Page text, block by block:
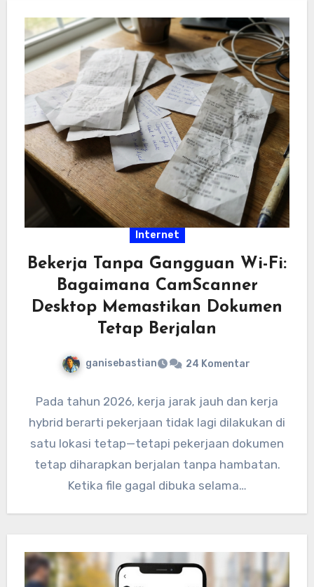
Internet
Bekerja Tanpa Gangguan Wi-Fi:
Bagaimana CamScanner
Desktop Memastikan Dokumen
Tetap Berjalan
ganisebastian 24 Komentar
Pada tahun 2026, kerja jarak jauh dan kerja
hybrid berarti pekerjaan tidak lagi dilakukan di
satu lokasi tetap—tetapi pekerjaan dokumen
tetap diharapkan berjalan tanpa hambatan.
Ketika file gagal dibuka selama…